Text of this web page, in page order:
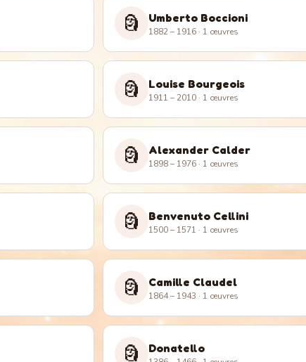
🗿 Umberto Boccioni
1882 – 1916 · 1 œuvres
🗿 Louise Bourgeois
1911 – 2010 · 1 œuvres
🗿 Alexander Calder
1898 – 1976 · 1 œuvres
🗿 Benvenuto Cellini
1500 – 1571 · 1 œuvres
🗿 Camille Claudel
1864 – 1943 · 1 œuvres
🗿 Donatello